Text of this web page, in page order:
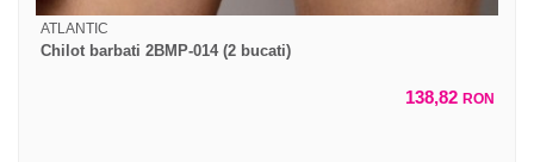
ATLANTIC
Chilot barbati 2BMP-014 (2 bucati)
138,82 RON